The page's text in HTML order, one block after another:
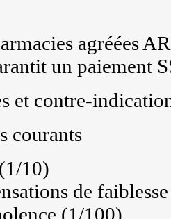
agréées
un paiement
et contre-
courants
10)
de
(1/100)